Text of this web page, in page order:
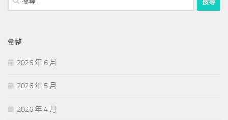
尋
字:
彙整
2026 年 6 月
2026 年 5 月
2026 年 4 月